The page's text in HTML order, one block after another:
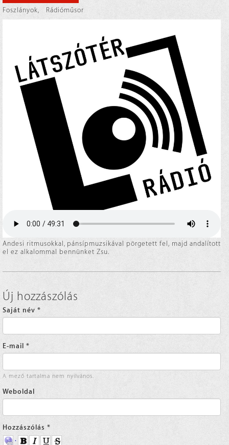
Foszlányok, Rádióműsor
Andesi ritmusokkal, pánsípmuzsikával pörgetett fel, majd andalított
el ez alkalommal bennünket Zsu.
Új hozzászólás
Saját név *
E-mail *
A mező tartalma nem nyilvános.
Weboldal
Hozzászólás *